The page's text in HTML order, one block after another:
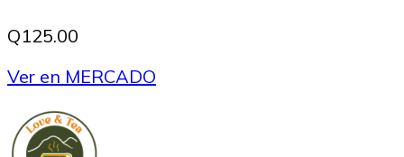
Q125.00
Ver en MERCADO